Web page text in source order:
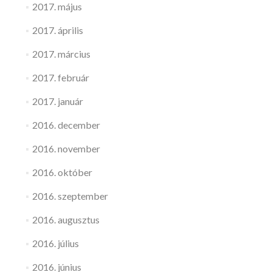
2017. május
2017. április
2017. március
2017. február
2017. január
2016. december
2016. november
2016. október
2016. szeptember
2016. augusztus
2016. július
2016. június